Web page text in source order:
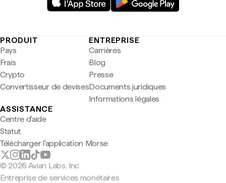
PRODUIT
Pays
Frais
Crypto
Convertisseur de devises
ENTREPRISE
Carrières
Blog
Presse
Documents juridiques
Informations légales
ASSISTANCE
Centre d'aide
Statut
Télécharger l'application Morse
© 2026 Avian Labs, Inc
Entreprise de services monétaires